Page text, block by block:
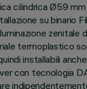
cilindrica Ø59
su binario
zenitale
termoplastico
installabili
con tecnologia